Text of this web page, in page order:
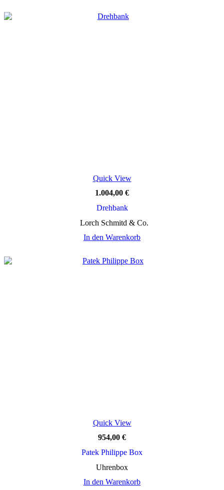
Quick View
1.004,00 €
Drehbank
Lorch Schmitd & Co.
In den Warenkorb
Quick View
954,00 €
Patek Philippe Box
Uhrenbox
In den Warenkorb